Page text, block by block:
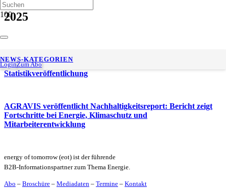
LoginZum Abo
NEWS-KATEGORIEN
2025
Mehr Biodiesel als HVO im Beimischungsmix des Quotenjahres
2025 – UFOP kritisiert BAFA wegen verzögerter
Statistikveröffentlichung
AGRAVIS veröffentlicht Nachhaltigkeitsreport: Bericht zeigt
Fortschritte bei Energie, Klimaschutz und
Mitarbeiterentwicklung
energy of tomorrow (eot) ist der führende
B2B-Informationspartner zum Thema Energie.
Abo – Broschüre – Mediadaten – Termine – Kontakt